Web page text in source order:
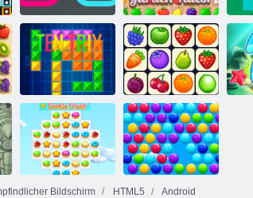
Square Stapler Gartengeschichten
Ten Trix Onet Connect
Bildschirm HTML5 Android